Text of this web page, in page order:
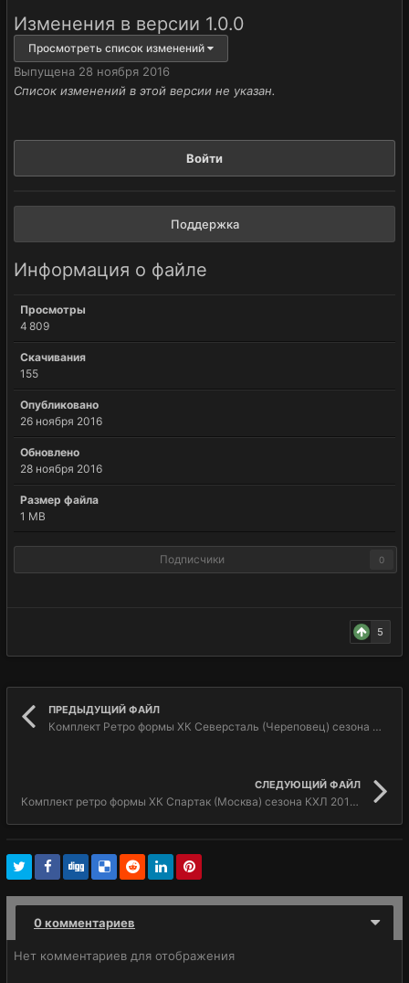
Изменения в версии 1.0.0
Просмотреть список изменений
Выпущена 28 ноября 2016
Список изменений в этой версии не указан.
Войти
Поддержка
Информация о файле
Просмотры
4 809
Скачивания
155
Опубликовано
26 ноября 2016
Обновлено
28 ноября 2016
Размер файла
1 MB
Подписчики 0
5
ПРЕДЫДУЩИЙ ФАЙЛ
Комплект Ретро формы ХК Северсталь (Череповец) сезона КХЛ 2016/17
СЛЕДУЮЩИЙ ФАЙЛ
Комплект ретро формы ХК Спартак (Москва) сезона КХЛ 2016/17
0 комментариев
Нет комментариев для отображения